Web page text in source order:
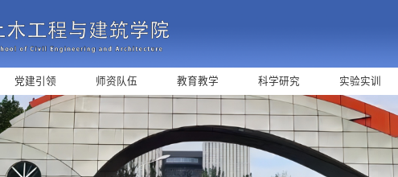
党建引领 师资队伍 教育教学 科学研究 实验实训